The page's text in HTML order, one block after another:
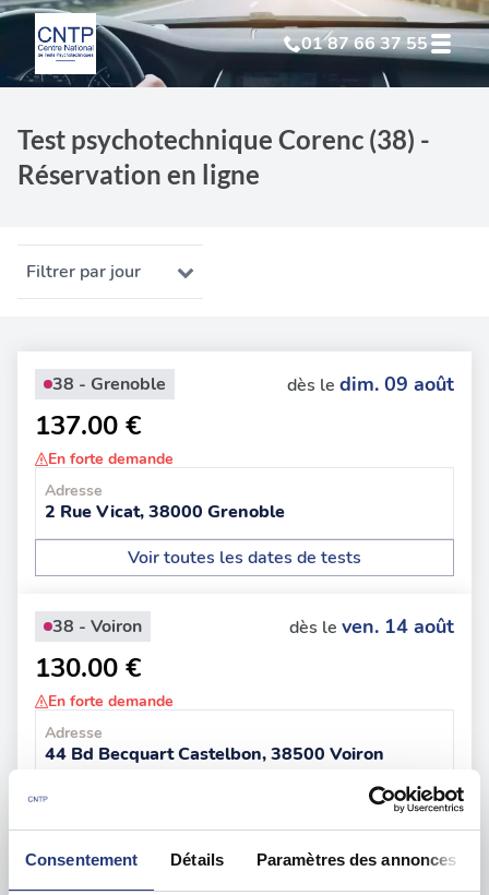
Consentement Détails Paramètres des annonces
01 87 66 37 55
Test Psychotechniquesuite à annulation
Test Psychotechnique
Test Psychotechnique
Test psychotechnique Corenc (38) -
Réservation en ligne
Filtrer par jour
38 - Grenoble dès le dim. 09 août
137.00 €
En forte demande
Adresse
2 Rue Vicat, 38000 Grenoble
Voir toutes les dates de tests
38 - Voiron dès le ven. 14 août
130.00 €
En forte demande
Adresse
44 Bd Becquart Castelbon, 38500 Voiron
38 - Vienne dès lemar. 11 août